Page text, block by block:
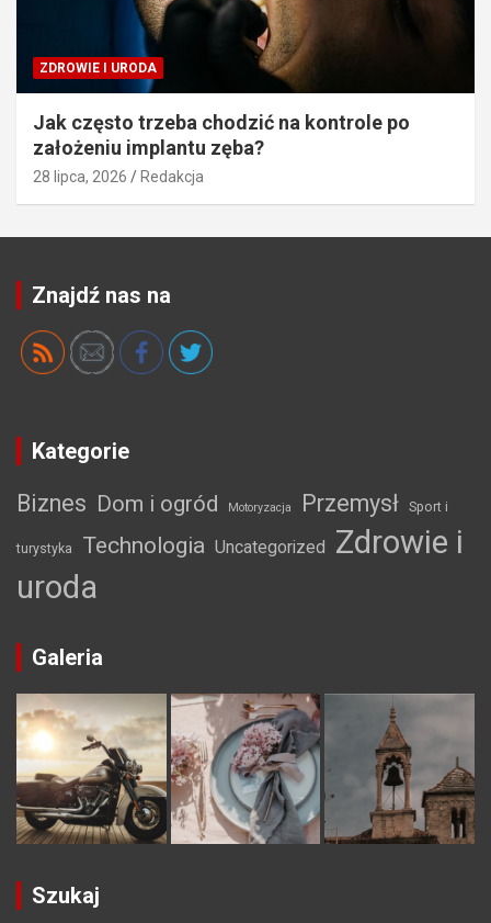
ZDROWIE I URODA
Jak często trzeba chodzić na kontrole po
założeniu implantu zęba?
28 lipca, 2026 Redakcja
Znajdź nas na
Kategorie
Biznes Dom i ogród Motoryzacja Przemysł Sport i
turystyka Technologia Uncategorized
Zdrowie i
uroda
Galeria
Szukaj